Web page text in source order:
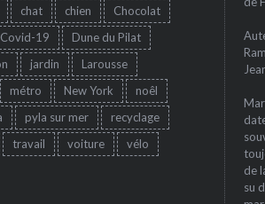
chat chien
Chocolat
Covid-19
Dune du Pilat
jardin
Larousse
métro New York
noêl
pyla sur mer
recyclage
travail voiture
vélo
de
su